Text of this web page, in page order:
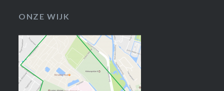
ONZE WIJK